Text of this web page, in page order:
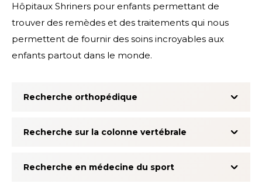
Hôpitaux Shriners pour enfants permettant de
trouver des remèdes et des traitements qui nous
permettent de fournir des soins incroyables aux
enfants partout dans le monde.
Recherche orthopédique
Recherche sur la colonne vertébrale
Recherche en médecine du sport